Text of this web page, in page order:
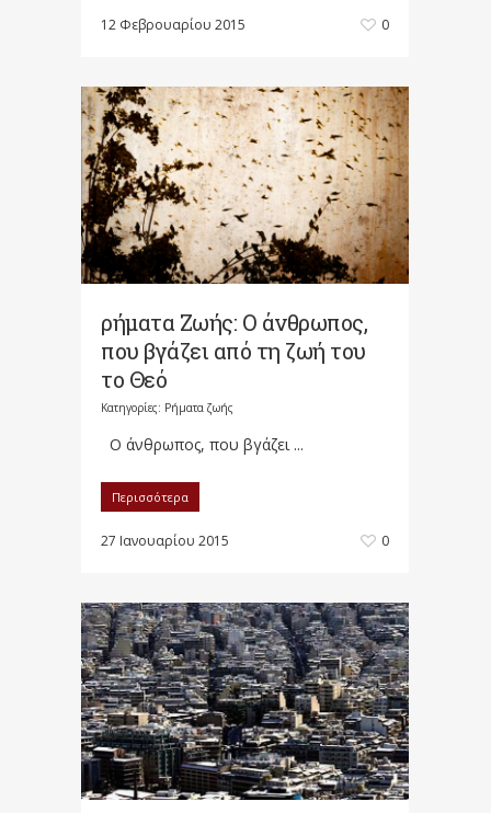
12 Φεβρουαρίου 2015 0
ρήματα Ζωής: Ο άνθρωπος,
που βγάζει από τη ζωή του
το Θεό
Κατηγορίες: Ρήματα ζωής
Ο άνθρωπος, που βγάζει ...
Περισσότερα
27 Ιανουαρίου 2015 0